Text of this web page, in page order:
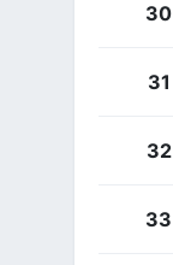
30
31
32
33